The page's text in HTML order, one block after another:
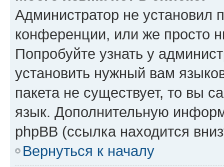
Администратор не установил
конференции, или же просто
Попробуйте узнать у
установить нужный вам
пакета не существует, то вы
язык. Дополнительную
phpBB (ссылка находится
Вернуться к началу